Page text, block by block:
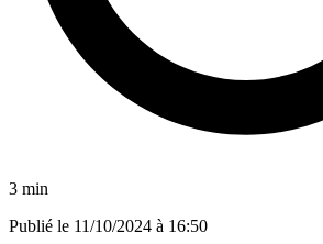
3 min
Publié le 11/10/2024 à 16:50